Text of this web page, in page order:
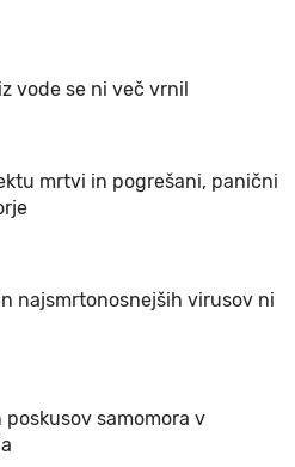
vode se ni več vrnil
mrtvi in pogrešani, panični
najsmrtonosnejših virusov ni
samomora v